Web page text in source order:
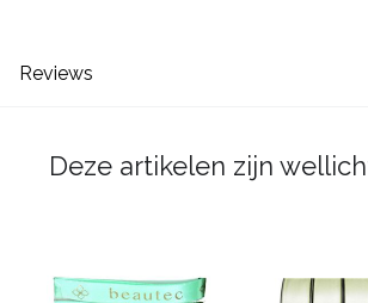
Reviews
Deze artikelen zijn